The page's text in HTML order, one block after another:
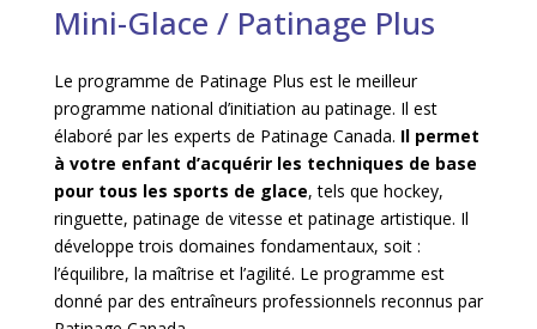
Mini-Glace / Patinage Plus
Le programme de Patinage Plus est le meilleur
programme national d’initiation au patinage. Il est
élaboré par les experts de Patinage Canada. Il permet
à votre enfant d’acquérir les techniques de base
pour tous les sports de glace, tels que hockey,
ringuette, patinage de vitesse et patinage artistique. Il
développe trois domaines fondamentaux, soit :
l’équilibre, la maîtrise et l’agilité. Le programme est
donné par des entraîneurs professionnels reconnus par